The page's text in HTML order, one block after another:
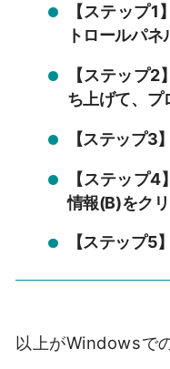
【ステップ
トロールパネ
【ステップ
ち上げて、プ
【ステップ3
【ステップ
情報(B)をク
【ステップ5
以上がWindowsで